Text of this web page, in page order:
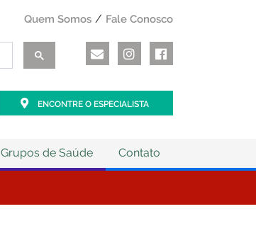
Quem Somos Fale Conosco
ENCONTRE O ESPECIALISTA
Grupos de Saúde Contato